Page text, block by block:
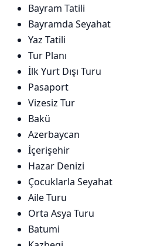
Bayram Tatili
Bayramda Seyahat
Yaz Tatili
Tur Planı
İlk Yurt Dışı Turu
Pasaport
Vizesiz Tur
Bakü
Azerbaycan
İçerişehir
Hazar Denizi
Çocuklarla Seyahat
Aile Turu
Orta Asya Turu
Batumi